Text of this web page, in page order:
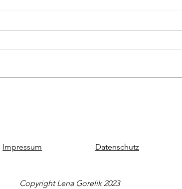
Impressum Datenschutz
Copyright Lena Gorelik 2023